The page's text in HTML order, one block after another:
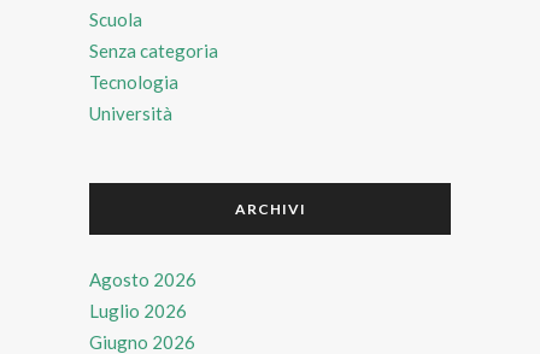
Scuola
Senza categoria
Tecnologia
Università
ARCHIVI
Agosto 2026
Luglio 2026
Giugno 2026